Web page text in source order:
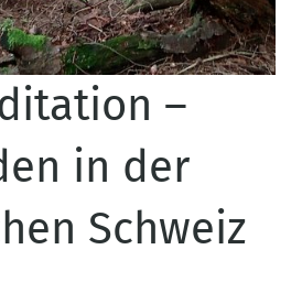
–
in der
Schweiz